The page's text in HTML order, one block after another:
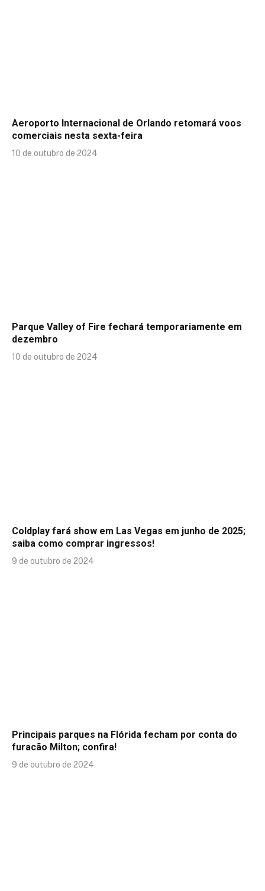
Aeroporto Internacional de Orlando retomará voos
comerciais nesta sexta-feira
10 de outubro de 2024
Parque Valley of Fire fechará temporariamente em
dezembro
10 de outubro de 2024
Coldplay fará show em Las Vegas em junho de 2025;
saiba como comprar ingressos!
9 de outubro de 2024
Principais parques na Flórida fecham por conta do
furacão Milton; confira!
9 de outubro de 2024